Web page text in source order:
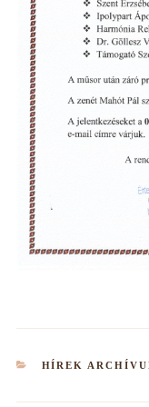
KATEGÓRIÁK
HÍREK